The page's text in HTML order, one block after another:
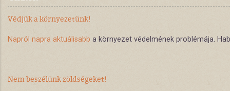
Védjük a környezetünk!
Napról napra aktuálisabb a környezet védelmének problémája.
Nem beszélünk zöldségeket!